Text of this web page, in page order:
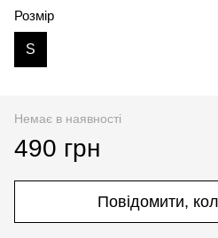
Розмір
S
Немає в наявності
490 грн
Повідомити,